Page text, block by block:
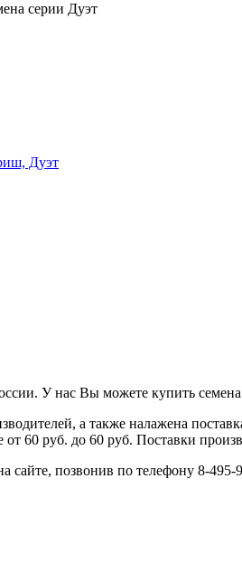
серии Дуэт
У нас Вы можете купить
а также налажена
60 руб. до 60 руб. Поставки
позвонив по телефону 8-495-